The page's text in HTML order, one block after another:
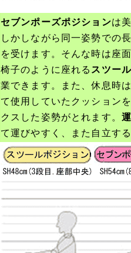
セブンポーズポジションは
しかしながら同一姿勢での
を受けます。そんな時は座
椅子のように座れる スツー
業できます。また、休息時
て使用していたクッション
クスした姿勢がとれます。
て運びやすく、また自立す